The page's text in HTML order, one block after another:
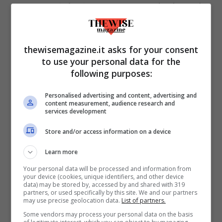
Sembra, infatti, chenon tutti siano in
grado di provare questa sensazione
piacevole, e che gli stessi che la provano
riportino di percepirla in maniera diversa
e scatenata da stimoli diversi. Se, però, si
YouTube, allora si può notare un filo
conduttore: molto spesso sono persone
che vengono riprese in primo piano, che
bisbigliano mentre toccano oggetti o
superfici con strumenti di ogni genere; il
tutto registrato con microfoni
professionali.A causa della forte
replicabilità, i video sulla piattaforma si
thewisemagazine.it asks for your consent
to use your personal data for the
following purposes:
Personalised advertising and content, advertising and
content measurement, audience research and
services development
Store and/or access information on a device
Learn more
Your personal data will be processed and information from
your device (cookies, unique identifiers, and other device
data) may be stored by, accessed by and shared with 319
partners, or used specifically by this site. We and our partners
may use precise geolocation data. List of partners.
Some vendors may process your personal data on the basis